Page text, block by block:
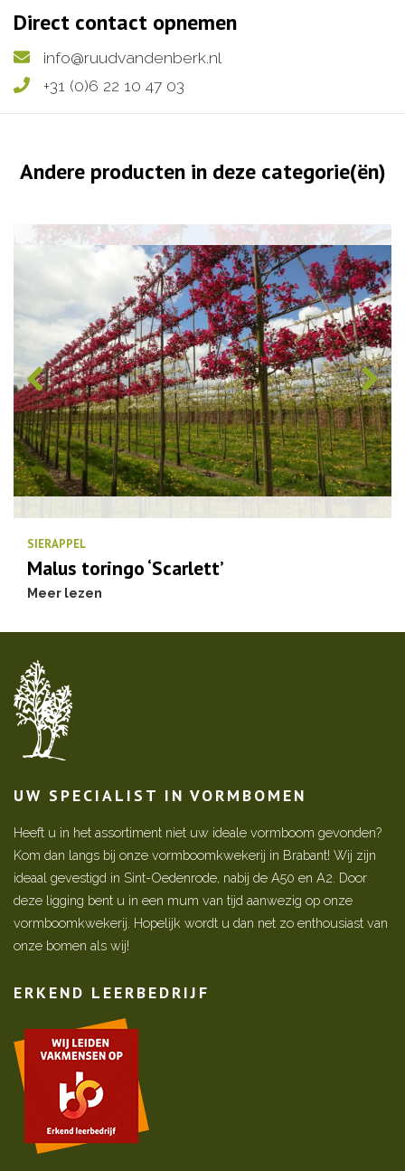
Direct contact opnemen
info@ruudvandenberk.nl
+31 (0)6 22 10 47 03
Andere producten in deze categorie(ën)
SIERAPPEL
Malus toringo ‘Scarlett’
Meer lezen
UW SPECIALIST IN VORMBOMEN
Heeft u in het assortiment niet uw ideale vormboom gevonden?
Kom dan langs bij onze vormboomkwekerij in Brabant! Wij zijn
ideaal gevestigd in Sint-Oedenrode, nabij de A50 en A2. Door
deze ligging bent u in een mum van tijd aanwezig op onze
vormboomkwekerij. Hopelijk wordt u dan net zo enthousiast van
onze bomen als wij!
ERKEND LEERBEDRIJF